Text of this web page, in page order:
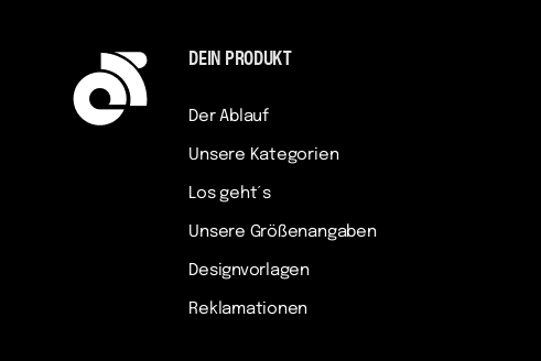
DEIN PRODUKT
Der Ablauf
Unsere Kategorien
Los geht´s
Unsere Größenangaben
Designvorlagen
Reklamationen